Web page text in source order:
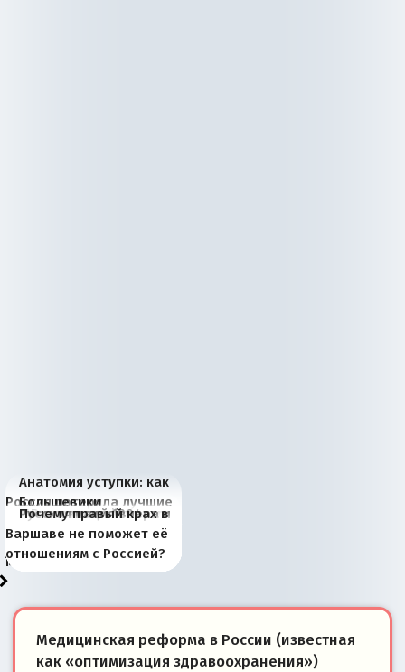
Анатомия уступки: как
Россия потеряла лучшие
рыбопромысловые
районы Баренцева
моря
Большевики
отличаются от «Яблока»
тем, что они -
победители
Киевская марионетка
Запада рассказала о
«переобувании» хозяев
В России назрели
перемены: 15 шагов к
суверенной экономике
Миграционный пожар
Европы
Россия начинает
сбрасывать балласт
Анкориджа
Россия зимой 1904
года: первые уступки во
внутренней политике
Русская нация вчера и
сегодня
Почему правый крах в
Варшаве не поможет её
отношениям с Россией?
Медицинская реформа в России (известная
как «оптимизация здравоохранения»)